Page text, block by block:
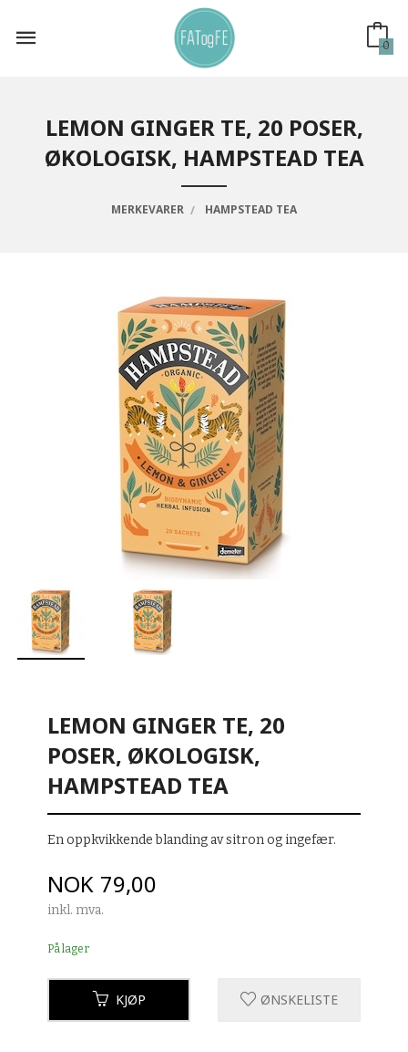
innholdet
0
LEMON GINGER TE, 20 POSER,
ØKOLOGISK, HAMPSTEAD TEA
MERKEVARER HAMPSTEAD TEA
LEMON GINGER TE, 20
POSER, ØKOLOGISK,
HAMPSTEAD TEA
En oppkvikkende blanding av sitron og ingefær.
Pris
NOK 79,00
inkl. mva.
På lager
KJØP ØNSKELISTE